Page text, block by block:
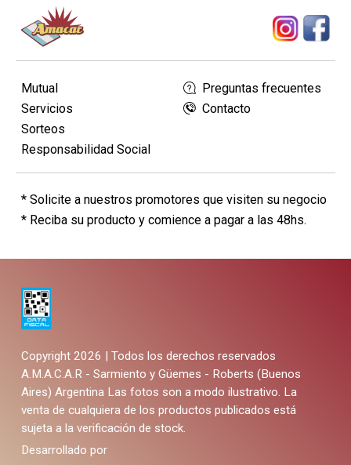
Mutual
Servicios
Sorteos
Responsabilidad Social
Preguntas frecuentes
Contacto
* Solicite a nuestros promotores que visiten su negocio
* Reciba su producto y comience a pagar a las 48hs.
Copyright 2026 | Todos los derechos reservados
A.M.A.C.A.R - Sarmiento y Güemes - Roberts (Buenos
Aires) Argentina Las fotos son a modo ilustrativo. La
venta de cualquiera de los productos publicados está
sujeta a la verificación de stock.
Desarrollado por